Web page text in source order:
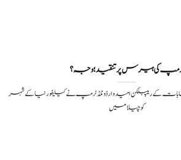
کی ہیرس پر تنقید؛ وجہ؟
2024 کے انتخابات کے ریپبلکن امیدوار ڈونلڈ ٹرمپ نے کیلیفورنیا کے شہر
کوچیلا میں